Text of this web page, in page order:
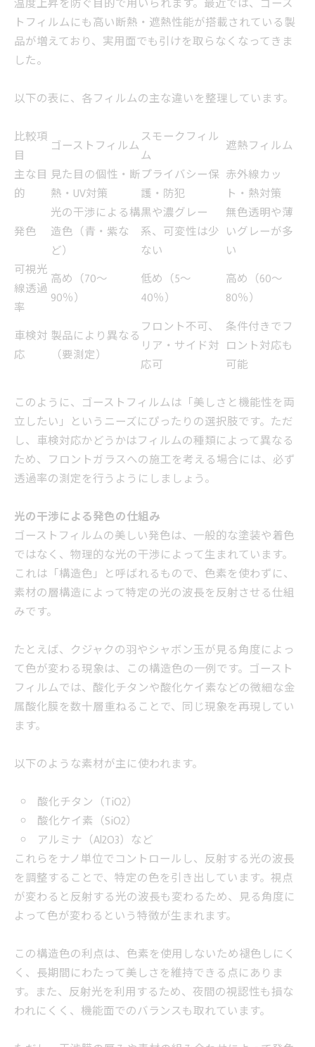
温度上昇を防ぐ目的で用いられます。最近では、ゴース
トフィルムにも高い断熱・遮熱性能が搭載されている製
品が増えており、実用面でも引けを取らなくなってきま
した。
以下の表に、各フィルムの主な違いを整理しています。
比較項
目
ゴーストフィルムスモークフィル
ム
遮熱フィルム
主な目
的
見た目の個性・断
熱・UV対策
プライバシー保
護・防犯
赤外線カッ
ト・熱対策
発色
光の干渉による構
造色（青・紫な
ど）
黒や濃グレー
系、可変性は少
ない
無色透明や薄
いグレーが多
い
可視光
線透過
率
高め（70～
90％）
低め（5～
40％）
高め（60～
80％）
車検対
応
製品により異なる
（要測定）
フロント不可、
リア・サイド対
応可
条件付きでフ
ロント対応も
可能
このように、ゴーストフィルムは「美しさと機能性を両
立したい」というニーズにぴったりの選択肢です。ただ
し、車検対応かどうかはフィルムの種類によって異なる
ため、フロントガラスへの施工を考える場合には、必ず
透過率の測定を行うようにしましょう。
光の干渉による発色の仕組み
ゴーストフィルムの美しい発色は、一般的な塗装や着色
ではなく、物理的な光の干渉によって生まれています。
これは「構造色」と呼ばれるもので、色素を使わずに、
素材の層構造によって特定の光の波長を反射させる仕組
みです。
たとえば、クジャクの羽やシャボン玉が見る角度によっ
て色が変わる現象は、この構造色の一例です。ゴースト
フィルムでは、酸化チタンや酸化ケイ素などの微細な金
属酸化膜を数十層重ねることで、同じ現象を再現してい
ます。
以下のような素材が主に使われます。
酸化チタン（TiO2）
酸化ケイ素（SiO2）
アルミナ（Al2O3）など
これらをナノ単位でコントロールし、反射する光の波長
を調整することで、特定の色を引き出しています。視点
が変わると反射する光の波長も変わるため、見る角度に
よって色が変わるという特徴が生まれます。
この構造色の利点は、色素を使用しないため褪色しにく
く、長期間にわたって美しさを維持できる点にありま
す。また、反射光を利用するため、夜間の視認性も損な
われにくく、機能面でのバランスも取れています。